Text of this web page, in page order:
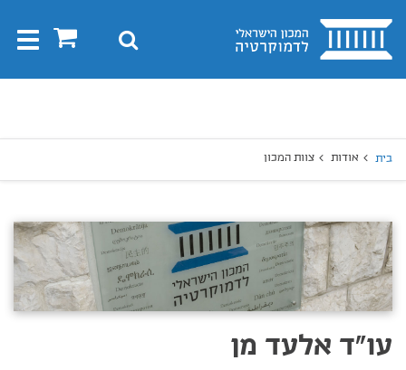
בית 0 חיפוש
בית אודות צוות המכון
עו"ד אלעד מן